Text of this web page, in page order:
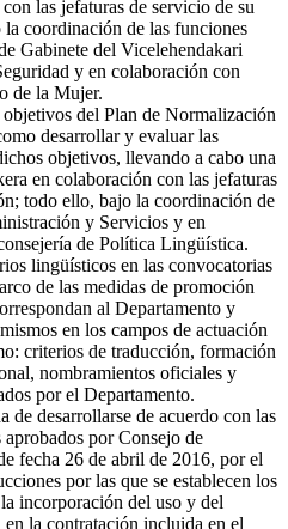
las jefaturas de servicio de su
coordinación de las funciones
Gabinete del Vicelehendakari
y en colaboración con
de la Mujer.
del Plan de Normalización
desarrollar y evaluar las
objetivos, llevando a cabo una
en colaboración con las jefaturas
todo ello, bajo la coordinación de
y Servicios y en
de Política Lingüística.
lingüísticos en las convocatorias
de las medidas de promoción
al Departamento y
en los campos de actuación
criterios de traducción, formación
nombramientos oficiales y
por el Departamento.
de desarrollarse de acuerdo con las
por Consejo de
fecha 26 de abril de 2016, por el
por las que se establecen los
incorporación del uso y del
la contratación incluida en el